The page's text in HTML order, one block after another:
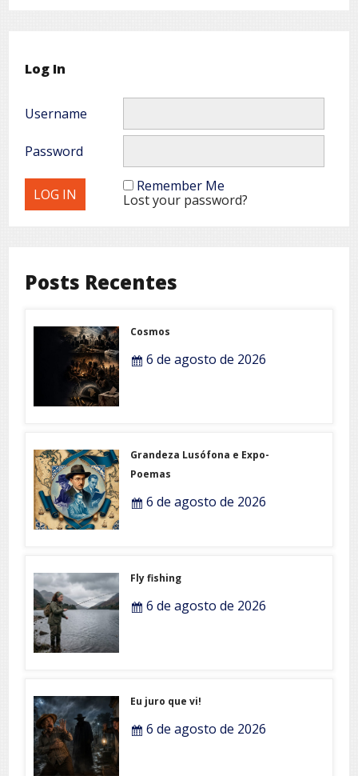
Log In
Username
Password
Remember Me
Lost your password?
Posts Recentes
Cosmos
6 de agosto de 2026
Grandeza Lusófona e Expo-
Poemas
6 de agosto de 2026
Fly fishing
6 de agosto de 2026
Eu juro que vi!
6 de agosto de 2026